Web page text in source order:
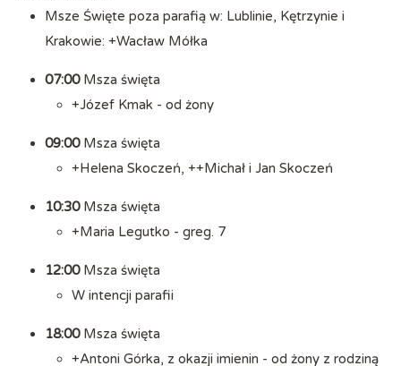
Msze Święte poza parafią w: Lublinie, Kętrzynie i
Krakowie: +Wacław Mółka
07:00 Msza święta
+Józef Kmak - od żony
09:00 Msza święta
+Helena Skoczeń, ++Michał i Jan Skoczeń
10:30 Msza święta
+Maria Legutko - greg. 7
12:00 Msza święta
W intencji parafii
18:00 Msza święta
+Antoni Górka, z okazji imienin - od żony z rodziną